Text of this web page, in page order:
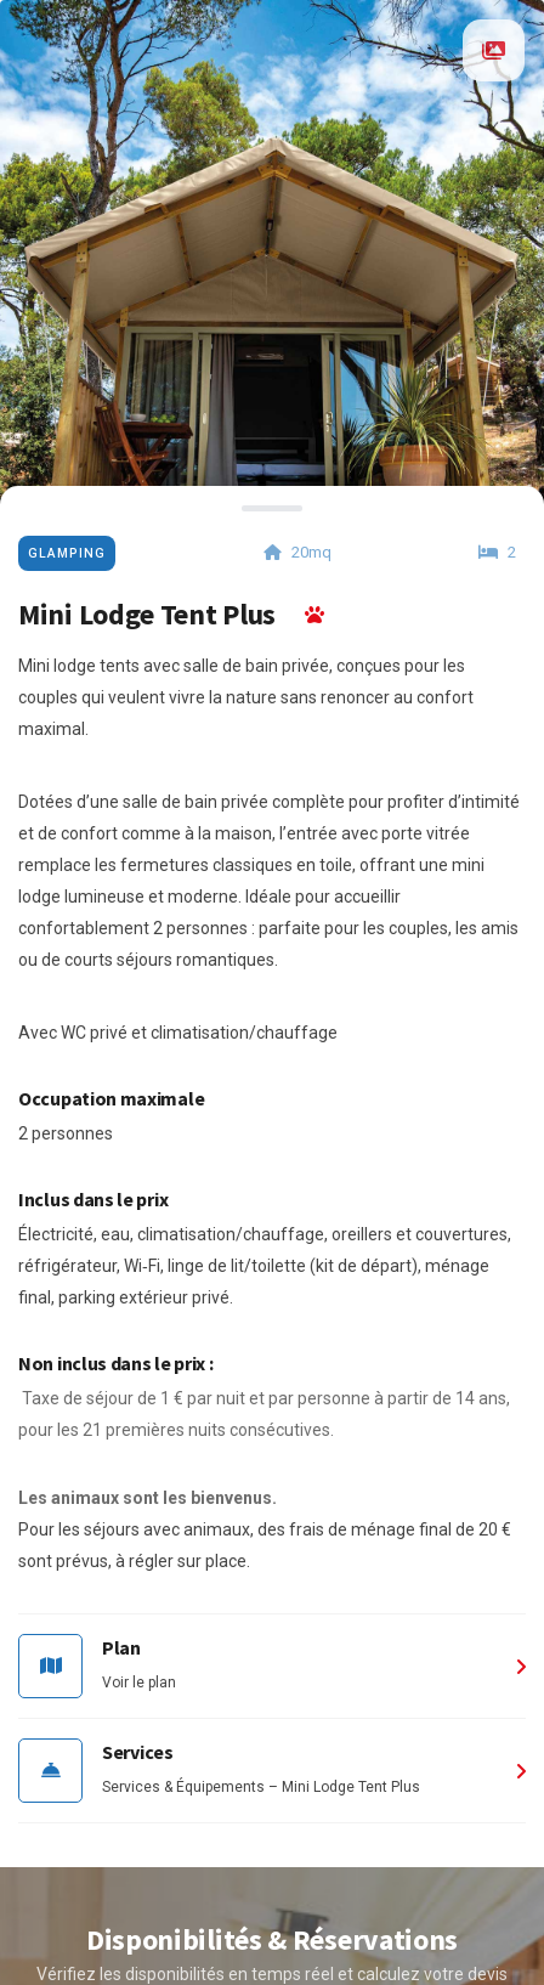
GLAMPING 20mq 2
Mini Lodge Tent Plus
Mini lodge tents avec salle de bain privée, conçues pour les
couples qui veulent vivre la nature sans renoncer au confort
maximal.
Dotées d’une salle de bain privée complète pour profiter d’intimité
et de confort comme à la maison, l’entrée avec porte vitrée
remplace les fermetures classiques en toile, offrant une mini
lodge lumineuse et moderne. Idéale pour accueillir
confortablement 2 personnes : parfaite pour les couples, les amis
ou de courts séjours romantiques.
Avec WC privé et climatisation/chauffage
Occupation maximale
2 personnes
Inclus dans le prix
Électricité, eau, climatisation/chauffage, oreillers et couvertures,
réfrigérateur, Wi‑Fi, linge de lit/toilette (kit de départ), ménage
final, parking extérieur privé.
Non inclus dans le prix :
Taxe de séjour de 1 € par nuit et par personne à partir de 14 ans,
pour les 21 premières nuits consécutives.
Les animaux sont les bienvenus.
Pour les séjours avec animaux, des frais de ménage final de 20 €
sont prévus, à régler sur place.
Plan
Voir le plan
Services
Services & Équipements – Mini Lodge Tent Plus
Disponibilités & Réservations
Vérifiez les disponibilités en temps réel et calculez votre devis